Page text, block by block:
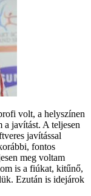
volt, a helyszínen
a javítást. A teljesen
javítással
fontos
meg voltam
is a fiúkat, kitűnő,
Ezután is idejárok